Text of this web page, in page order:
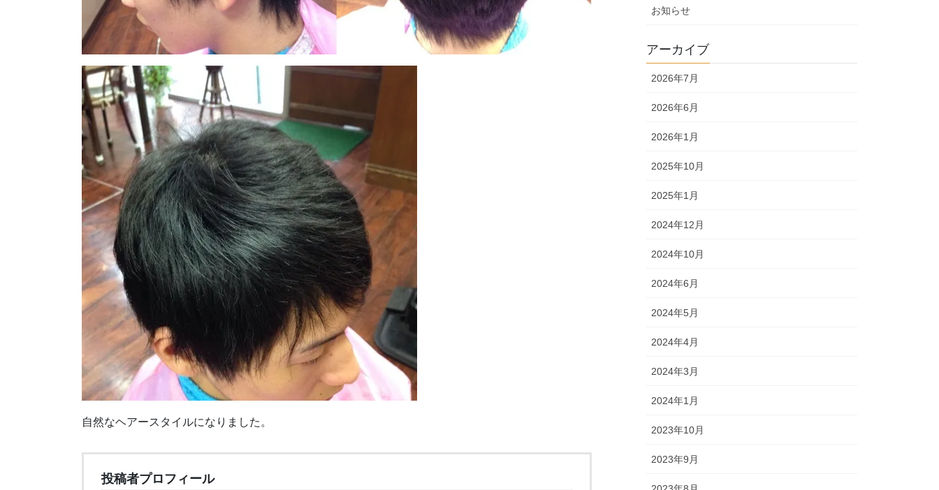
自然なヘアースタイルになりました。
投稿者プロフィール
お知らせ
アーカイブ
2026年7月
2026年6月
2026年1月
2025年10月
2025年1月
2024年12月
2024年10月
2024年6月
2024年5月
2024年4月
2024年3月
2024年1月
2023年10月
2023年9月